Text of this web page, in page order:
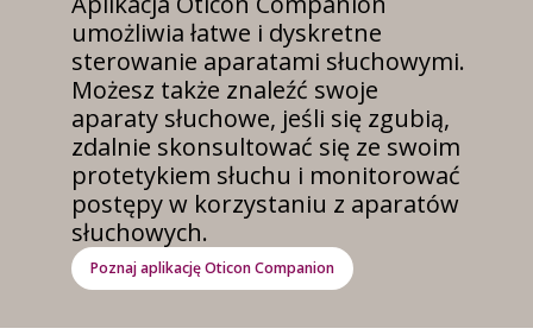
umożliwia łatwe i dyskretne
sterowanie aparatami słuchowymi.
Możesz także znaleźć swoje
aparaty słuchowe, jeśli się zgubią,
zdalnie skonsultować się ze swoim
protetykiem słuchu i monitorować
postępy w korzystaniu z aparatów
słuchowych.
Poznaj aplikację Oticon Companion